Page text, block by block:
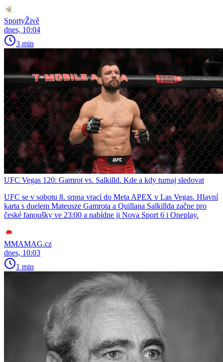
SportyŽivě
dnes, 10:04
3 min
UFC Vegas 120: Gamrot vs. Salkilld. Kde a kdy turnaj sledovat
UFC se v sobotu 8. srpna vrací do Meta APEX v Las Vegas. Hlavní
karta s duelem Mateusze Gamrota a Quillana Salkillda začne pro
české fanoušky ve 23:00 a nabídne ji Nova Sport 6 i Oneplay.
MMAMAG.cz
dnes, 10:03
1 min